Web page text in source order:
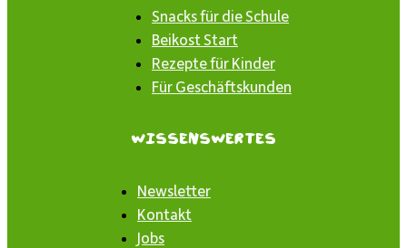
Snacks für die Schule
Beikost Start
Rezepte für Kinder
Für Geschäftskunden
Wissenswertes
Newsletter
Kontakt
Jobs